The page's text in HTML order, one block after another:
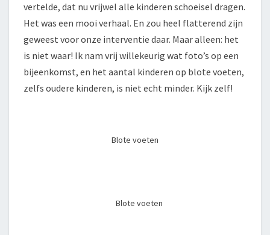
vertelde, dat nu vrijwel alle kinderen schoeisel dragen.
Het was een mooi verhaal. En zou heel flatterend zijn
geweest voor onze interventie daar. Maar alleen: het
is niet waar! Ik nam vrij willekeurig wat foto’s op een
bijeenkomst, en het aantal kinderen op blote voeten,
zelfs oudere kinderen, is niet echt minder. Kijk zelf!
Blote voeten
Blote voeten